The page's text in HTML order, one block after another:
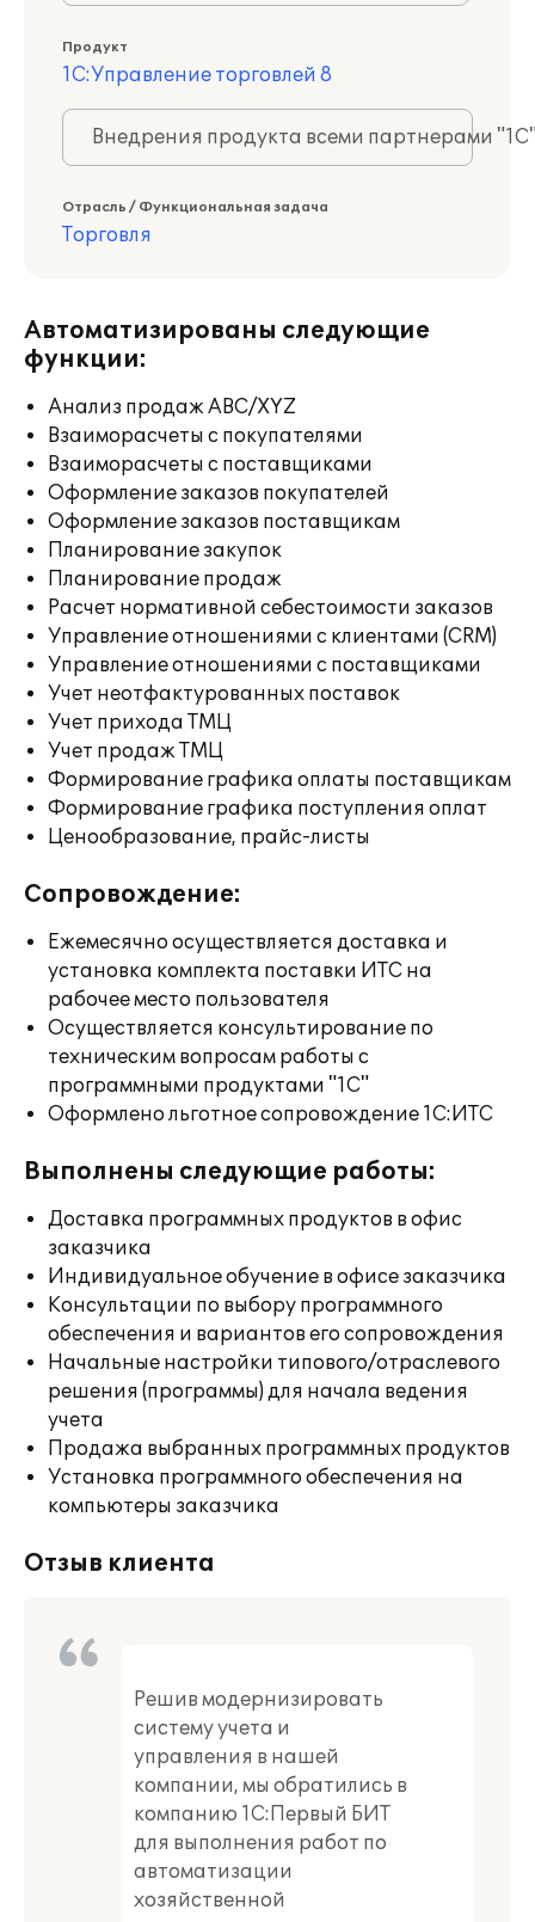
Продукт
1С:Управление торговлей 8
Внедрения продукта всеми партнерами
Отрасль / Функциональная задача
Торговля
Автоматизированы следующие
функции:
Анализ продаж ABC/XYZ
Взаиморасчеты с покупателями
Взаиморасчеты с поставщиками
Оформление заказов покупателей
Оформление заказов поставщикам
Планирование закупок
Планирование продаж
Расчет нормативной себестоимости заказов
Управление отношениями с клиентами (CRM)
Управление отношениями с поставщиками
Учет неотфактурованных поставок
Учет прихода ТМЦ
Учет продаж ТМЦ
Формирование графика оплаты поставщикам
Формирование графика поступления оплат
Ценообразование, прайс-листы
Сопровождение:
Ежемесячно осуществляется доставка и
установка комплекта поставки ИТС на
рабочее место пользователя
Осуществляется консультирование по
техническим вопросам работы с
программными продуктами "1С"
Оформлено льготное сопровождение 1С:ИТС
Выполнены следующие работы:
Доставка программных продуктов в офис
заказчика
Индивидуальное обучение в офисе заказчика
Консультации по выбору программного
обеспечения и вариантов его сопровождения
Начальные настройки типового/отраслевого
решения (программы) для начала ведения
учета
Продажа выбранных программных продуктов
Установка программного обеспечения на
компьютеры заказчика
Отзыв клиента
Решив модернизировать
систему учета и
управления в нашей
компании, мы обратились в
компанию 1С:Первый БИТ
для выполнения работ по
автоматизации
хозяйственной